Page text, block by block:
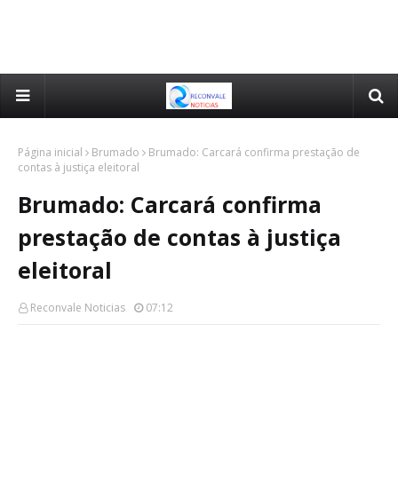
Página inicial Brumado
Brumado: Carcará confirma prestação de
contas à justiça eleitoral
Brumado: Carcará confirma
prestação de contas à justiça
eleitoral
Reconvale Noticias 07:12